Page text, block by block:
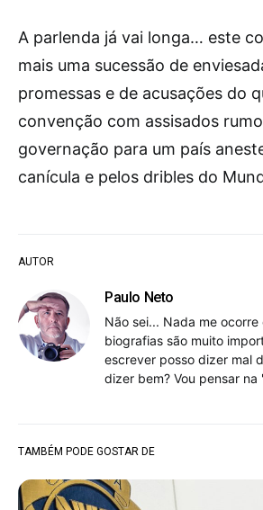
AUTOR
Paulo Neto
Não sei... Nada me
biografias são muito
escrever posso dizer mal
dizer bem? Vou pensar na
A parlenda já vai longa… este
mais uma sucessão de
promessas e de acusações do
convenção com assisados
governação para um país
canícula e pelos dribles do
TAMBÉM PODE GOSTAR DE